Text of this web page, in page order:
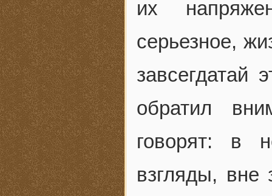
их
серьезное,
завсегдатай
обратил
говорят: в
взгляды, вне